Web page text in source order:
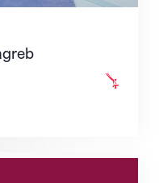
2026